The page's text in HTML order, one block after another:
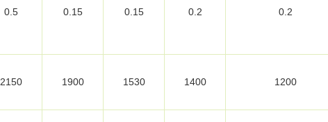
0.2
0.2
0.15
0.15
0.5
1200
1400
1530
1900
2150